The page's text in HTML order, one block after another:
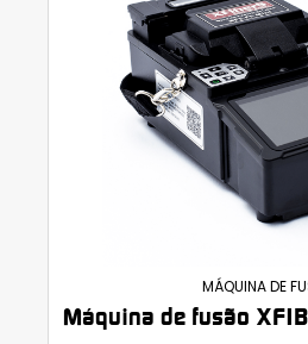
MÁQUINA DE
Máquina de fusão